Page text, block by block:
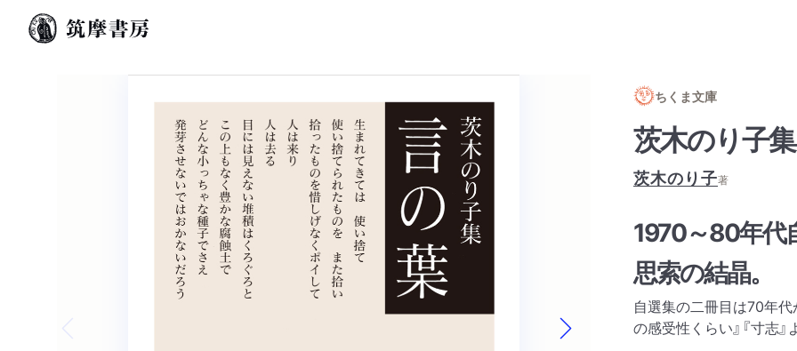
ちくま文庫
茨木のり子
茨木のり子著
1970～80年代
思索の結晶。
自選集の二冊目は70年代
の感受性くらい』『寸志』